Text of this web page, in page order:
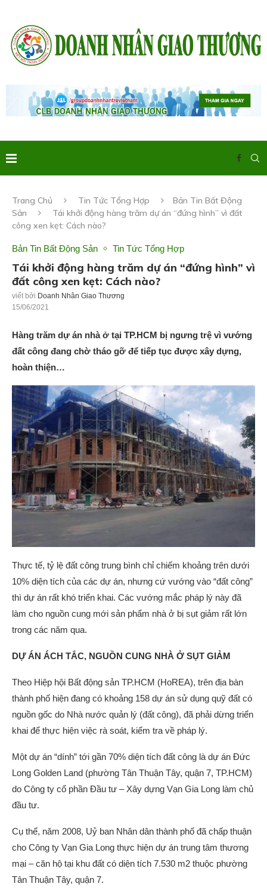
Trang Chủ Tin Tức Tổng Hợp
Bản Tin Bất Động
Sản
Tái khởi động hàng trăm dự án “đứng hình” vì đất
công xen kẹt: Cách nào?
Bản Tin Bất Động Sản Tin Tức Tổng Hợp
Tái khởi động hàng trăm dự án “đứng hình” vì
đất công xen kẹt: Cách nào?
viết bởi Doanh Nhân Giao Thương
15/06/2021
Hàng trăm dự án nhà ở tại TP.HCM bị ngưng trệ vì vướng
đất công đang chờ tháo gỡ để tiếp tục được xây dựng,
hoàn thiện…
Thực tế, tỷ lệ đất công trung bình chỉ chiếm khoảng trên dưới
10% diện tích của các dự án, nhưng cứ vướng vào “đất công”
thì dự án rất khó triển khai. Các vướng mắc pháp lý này đã
làm cho nguồn cung mới sản phẩm nhà ở bị sụt giảm rất lớn
trong các năm qua.
DỰ ÁN ÁCH TẮC, NGUỒN CUNG NHÀ Ở SỤT GIẢM
Theo Hiệp hội Bất động sản TP.HCM (HoREA), trên địa bàn
thành phố hiện đang có khoảng 158 dự án sử dụng quỹ đất có
nguồn gốc do Nhà nước quản lý (đất công), đã phải dừng triển
khai để thực hiện việc rà soát, kiểm tra về pháp lý.
Một dự án “dính” tới gần 70% diện tích đất công là dự án Đức
Long Golden Land (phường Tân Thuận Tây, quận 7, TP.HCM)
do Công ty cổ phần Đầu tư – Xây dựng Vạn Gia Long làm chủ
đầu tư.
Cụ thể, năm 2008, Uỷ ban Nhân dân thành phố đã chấp thuận
cho Công ty Vạn Gia Long thực hiện dự án trung tâm thương
mại – căn hộ tại khu đất có diện tích 7.530 m2 thuộc phường
Tân Thuận Tây, quận 7.